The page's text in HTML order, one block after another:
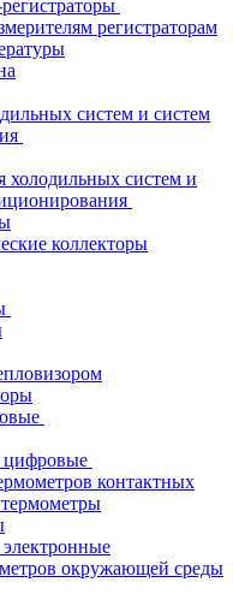
регистраторам
систем и систем
холодильных систем и
коллекторы
цифровые
контактных
окружающей среды